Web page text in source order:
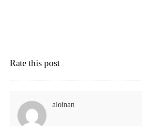
Rate this post
aloinan